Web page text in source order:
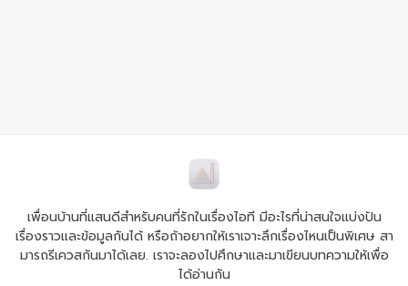
เพื่อนบ้านที่แสนดีสำหรับคนที่รักในเรื่องไอที มีอะไรที่น่าสนใจแบ่งปัน
เรื่องราวและข้อมูลกันได้ หรือถ้าอยากให้เราเจาะลึกเรื่องไหนเป็นพิเศษ สา
มารถรีเควสกันมาได้เลย. เราจะลองไปศึกษาและมาเขียนบทความให้เพื่อ
ได้อ่านกัน